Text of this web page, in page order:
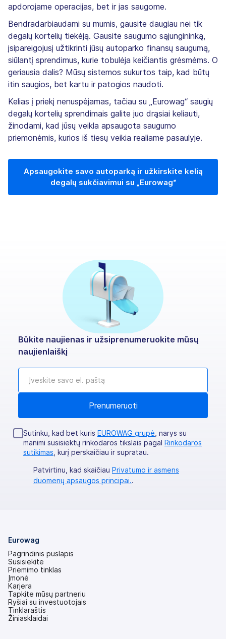
apdorojame operacijas, bet ir jas saugome.
Bendradarbiaudami su mumis, gausite daugiau nei tik
degalų kortelių tiekėją. Gausite saugumo sąjungininką,
įsipareigojusį užtikrinti jūsų autoparko finansų saugumą,
siūlantį sprendimus, kurie tobulėja keičiantis grėsmėms. O
geriausia dalis? Mūsų sistemos sukurtos taip, kad būtų
itin saugios, bet kartu ir patogios naudoti.
Kelias į priekį nenuspėjamas, tačiau su „Eurowag“ saugių
degalų kortelių sprendimais galite juo drąsiai keliauti,
žinodami, kad jūsų veikla apsaugota saugumo
priemonėmis, kurios iš tiesų veikia realiame pasaulyje.
Apsaugokite savo autoparką ir užkirskite kelią
degalų sukčiavimui su „Eurowag“
Būkite naujienas ir užsiprenumeruokite mūsų
naujienlaiškį
Sutinku, kad bet kuris EUROWAG grupė , narys su
manimi susisiektų rinkodaros tikslais pagal Rinkodaros
sutikimas , kurį perskaičiau ir supratau.
Patvirtinu, kad skaičiau Privatumo ir asmens
duomenų apsaugos principai..
Eurowag
Pagrindinis puslapis
Susisiekite
Priėmimo tinklas
Įmonė
Karjera
Tapkite mūsų partneriu
Ryšiai su investuotojais
(atsidaro
naujame
Tinklaraštis
Žiniasklaidai